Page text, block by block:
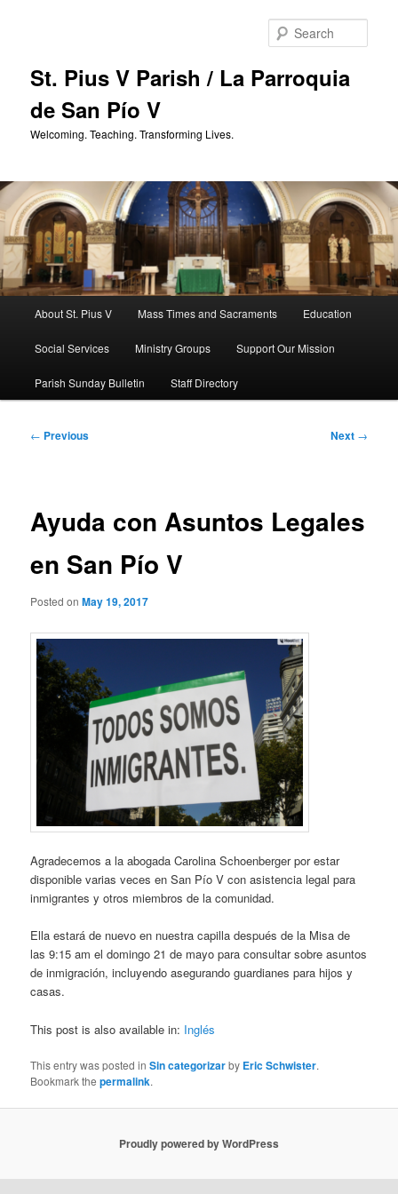
St. Pius V Parish / La Parroquia
de San Pío V
Welcoming. Teaching. Transforming Lives.
About St. Pius V Mass Times and Sacraments Education
Social Services Ministry Groups Support Our Mission
Parish Sunday Bulletin Staff Directory
Post
← Previous Next →
Ayuda con Asuntos Legales
en San Pío V
Posted onMay 19, 2017
Agradecemos a la abogada Carolina Schoenberger por estar
disponible varias veces en San Pío V con asistencia legal para
inmigrantes y otros miembros de la comunidad.
Ella estará de nuevo en nuestra capilla después de la Misa de
las 9:15 am el domingo 21 de mayo para consultar sobre asuntos
de inmigración, incluyendo asegurando guardianes para hijos y
casas.
This post is also available in: Inglés
This entry was posted inSin categorizarby Eric Schwister.
Bookmark thepermalink.
Proudly powered by WordPress